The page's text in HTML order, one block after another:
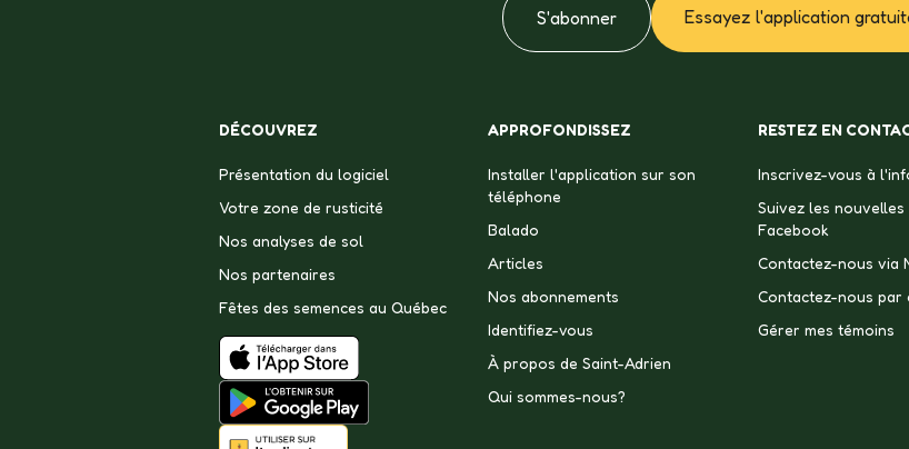
S'abonner Essayez l'application
DÉCOUVREZ
Présentation du logiciel
Votre zone de rusticité
Nos analyses de sol
Nos partenaires
Fêtes des semences au Québec
APPROFONDISSEZ
Installer l'application sur son
téléphone
Balado
Articles
Nos abonnements
Identifiez-vous
À propos de Saint-Adrien
Qui sommes-nous?
RESTEZ EN
Inscrivez-vous à
Suivez les nouvelles
Facebook
Contactez-nous via
Contactez-nous par
Gérer mes témoins